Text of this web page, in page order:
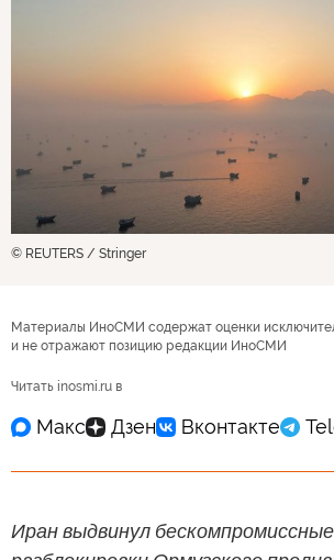
© REUTERS / Stringer
Материалы ИноСМИ содержат оценки
и не отражают позицию редакции ИноСМИ
Читать inosmi.ru в
Иран выдвинул